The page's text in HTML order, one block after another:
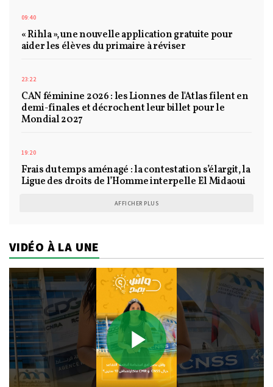
09:40
« Rihla », une nouvelle application gratuite pour
aider les élèves du primaire à réviser
23:22
CAN féminine 2026 : les Lionnes de l'Atlas filent en
demi-finales et décrochent leur billet pour le
Mondial 2027
19:20
Frais du temps aménagé : la contestation s’élargit, la
Ligue des droits de l’Homme interpelle El Midaoui
AFFICHER PLUS
VIDÉO À LA UNE
Play